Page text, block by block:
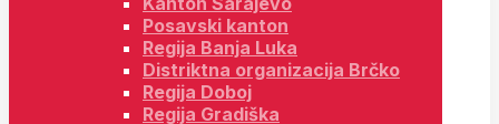
Posavski kanton
Regija Banja Luka
Distriktna organizacija Brčko
Regija Doboj
Regija Gradiška